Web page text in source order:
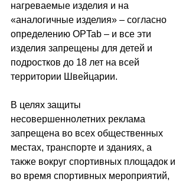
нагреваемые изделия и на
«аналогичные изделия» – согласно
определению OPTab – и все эти
изделия запрещены для детей и
подростков до 18 лет на всей
территории Швейцарии.
В целях защиты
несовершеннолетних реклама
запрещена во всех общественных
местах, транспорте и зданиях, а
также вокруг спортивных площадок и
во время спортивных мероприятий,